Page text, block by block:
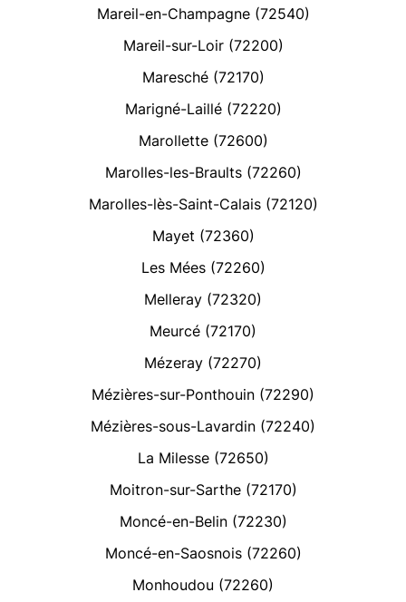
Mareil-en-Champagne (72540)
Mareil-sur-Loir (72200)
Maresché (72170)
Marigné-Laillé (72220)
Marollette (72600)
Marolles-les-Braults (72260)
Marolles-lès-Saint-Calais (72120)
Mayet (72360)
Les Mées (72260)
Melleray (72320)
Meurcé (72170)
Mézeray (72270)
Mézières-sur-Ponthouin (72290)
Mézières-sous-Lavardin (72240)
La Milesse (72650)
Moitron-sur-Sarthe (72170)
Moncé-en-Belin (72230)
Moncé-en-Saosnois (72260)
Monhoudou (72260)